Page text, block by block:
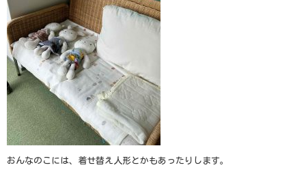
おんなのこには、着せ替え人形とかもあったりします。